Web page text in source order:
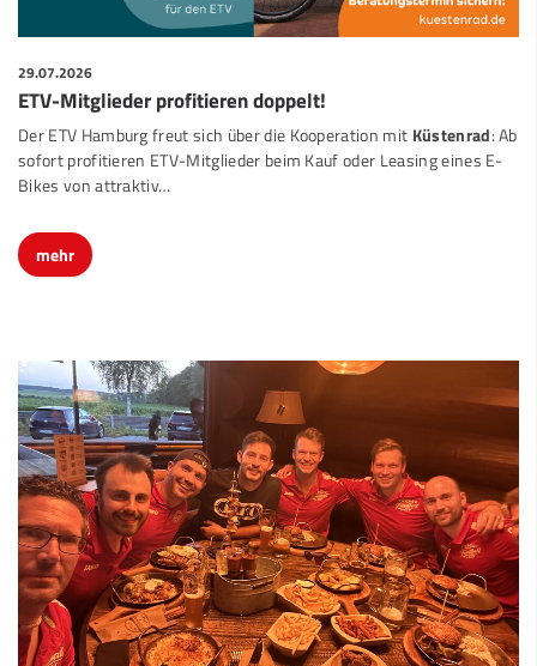
ETV-Mitglieder profitieren doppelt!
Der ETV Hamburg freut sich über die Kooperation mit
sofort profitieren ETV-Mitglieder beim Kauf oder Leasing eines E-
Bikes von attraktiv…
mehr